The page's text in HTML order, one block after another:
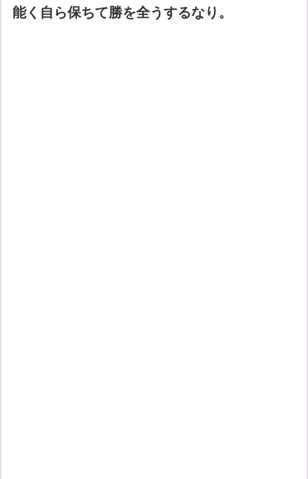
能く自ら保ちて勝を全うするなり。